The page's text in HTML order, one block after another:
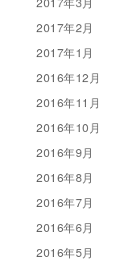
2017年2月
2017年1月
2016年12月
2016年11月
2016年10月
2016年9月
2016年8月
2016年7月
2016年6月
2016年5月